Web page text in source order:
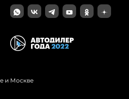
и Москве